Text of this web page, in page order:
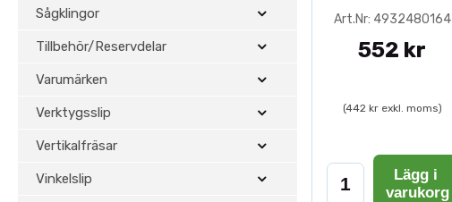
Sågklingor
Tillbehör/Reservdelar
Varumärken
Verktygsslip
Vertikalfräsar
Vinkelslip
Art.Nr: 4932480164
552 kr
(442 kr exkl. moms)
Lägg i
varukorg